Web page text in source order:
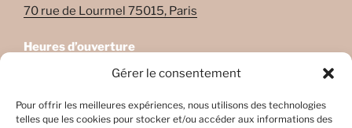
Gérer le consentement
Pour offrir les meilleures expériences, nous utilisons des technologies
telles que les cookies pour stocker et/ou accéder aux informations des
70 rue de Lourmel 75015, Paris
Heures d’ouverture
Lundi: 08:45–22:00
Mercredi: Fermé
Jeudi: 08:45-17h45